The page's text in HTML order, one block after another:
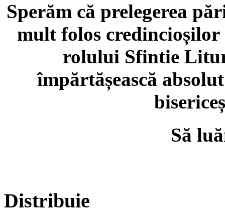
Sperăm că prelegerea
mult folos
rolului Sfintie
împărtășească
Să
Distribuie